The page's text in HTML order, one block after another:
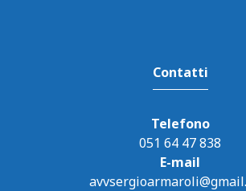
Contatti
Telefono
051 64 47 838
E-mail